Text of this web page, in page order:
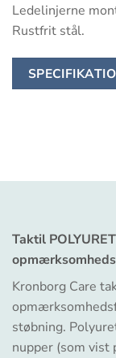
Ledelinjerne
Rustfrit stål.
Taktil
Kronborg Care
støbning.
nupper (som